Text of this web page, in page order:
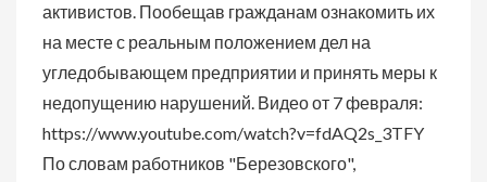
активистов. Пообещав гражданам ознакомить их
на месте с реальным положением дел на
угледобывающем предприятии и принять меры к
недопущению нарушений. Видео от 7 февраля:
https://www.youtube.com/watch?v=fdAQ2s_3TFY
По словам работников "Березовского",